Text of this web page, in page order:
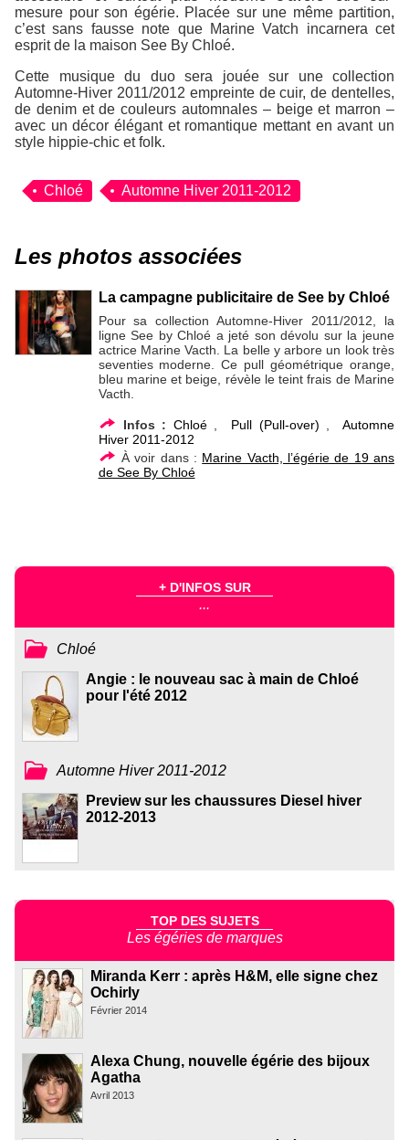
mesure pour son égérie. Placée sur une même partition,
c’est sans fausse note que Marine Vatch incarnera cet
esprit de la maison See By Chloé.
Cette musique du duo sera jouée sur une collection
Automne-Hiver 2011/2012 empreinte de cuir, de dentelles,
de denim et de couleurs automnales – beige et marron –
avec un décor élégant et romantique mettant en avant un
style hippie-chic et folk.
Chloé Automne Hiver 2011-2012
Les photos associées
La campagne publicitaire de See by Chloé
Pour sa collection Automne-Hiver 2011/2012, la
ligne See by Chloé a jeté son dévolu sur la jeune
actrice Marine Vacth. La belle y arbore un look très
seventies moderne. Ce pull géométrique orange,
bleu marine et beige, révèle le teint frais de Marine
Vacth.
Infos : Chloé, Pull (Pull-over) , Automne
Hiver 2011-2012
À voir dans : Marine Vacth, l’égérie de 19 ans
de See By Chloé
+ D'INFOS SUR
...
Chloé
Angie : le nouveau sac à main de Chloé
pour l'été 2012
Automne Hiver 2011-2012
Preview sur les chaussures Diesel hiver
2012-2013
TOP DES SUJETS
Les égéries de marques
Miranda Kerr : après H&M, elle signe chez
Ochirly
Février 2014
Alexa Chung, nouvelle égérie des bijoux
Agatha
Avril 2013